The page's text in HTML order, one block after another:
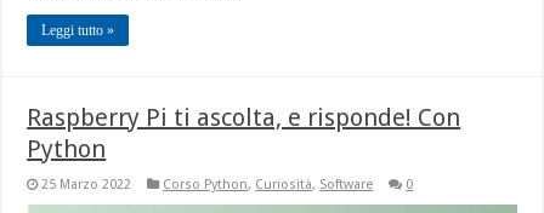
Leggi tutto »
Raspberry Pi ti ascolta, e risponde! Con
Python
25 Marzo 2022 Corso Python, Curiosità, Software 0